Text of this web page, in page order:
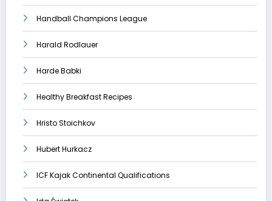
Handball Champions League
Harald Rodlauer
Harde Babki
Healthy Breakfast Recipes
Hristo Stoichkov
Hubert Hurkacz
ICF Kajak Continental Qualifications